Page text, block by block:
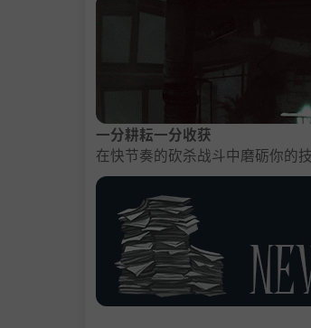
一分耕耘一分收获
在快节奏的砍杀战斗中磨砺你的